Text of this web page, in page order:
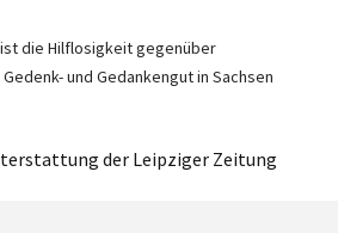
ist die Hilflosigkeit gegenüber
und Gedankengut in Sachsen
der Leipziger Zeitung